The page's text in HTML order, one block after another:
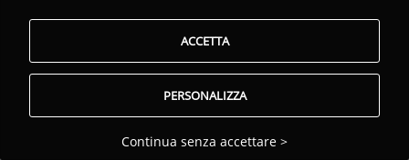
ACCETTA
PERSONALIZZA
Continua senza accettare >